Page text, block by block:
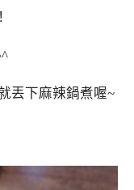
丟下麻辣鍋煮喔~